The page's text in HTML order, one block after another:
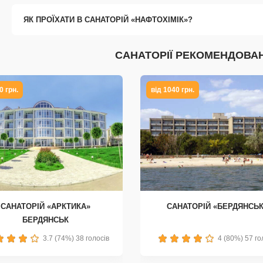
ЯК ПРОЇХАТИ В САНАТОРІЙ «НАФТОХІМІК»?
САНАТОРІЇ
грн.
САНАТОРІЙ «АРКТИКА»
БЕРДЯНСЬК
3 4 5 3.7 (74%) 38 голосів
від 1040 грн.
САНАТОРІЙ
1 2 3 4 5 4 (80%) 57